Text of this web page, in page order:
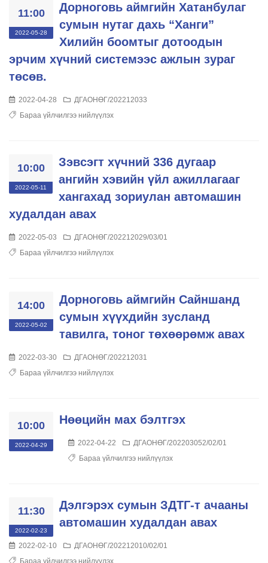
11:00
2022-05-28
Дорноговь аймгийн Хатанбулаг
сумын нутаг дахь “Ханги”
Хилийн боомтыг дотоодын
эрчим хүчний системээс ажлын зураг
төсөв.
2022-04-28
ДГАОНӨГ/202212033
Бараа үйлчилгээ нийлүүлэх
10:00
2022-05-11
Зэвсэгт хүчний 336 дугаар
ангийн хэвийн үйл ажиллагааг
хангахад зориулан автомашин
худалдан авах
2022-05-03
ДГАОНӨГ/202212029/03/01
Бараа үйлчилгээ нийлүүлэх
14:00
2022-05-02
Дорноговь аймгийн Сайншанд
сумын хүүхдийн зусланд
тавилга, тоног төхөөрөмж авах
2022-03-30
ДГАОНӨГ/202212031
Бараа үйлчилгээ нийлүүлэх
10:00
2022-04-29
Нөөцийн мах бэлтгэх
2022-04-22
ДГАОНӨГ/202203052/02/01
Бараа үйлчилгээ нийлүүлэх
11:30
2022-02-23
Дэлгэрэх сумын ЗДТГ-т ачааны
автомашин худалдан авах
2022-02-10
ДГАОНӨГ/202212010/02/01
Бараа үйлчилгээ нийлүүлэх